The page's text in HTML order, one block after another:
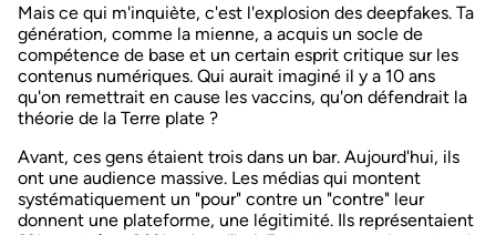
Mais ce qui m'inquiète, c'est l'explosion des deepfakes. Ta
génération, comme la mienne, a acquis un socle de
compétence de base et un certain esprit critique sur les
contenus numériques. Qui aurait imaginé il y a 10 ans
qu'on remettrait en cause les vaccins, qu'on défendrait la
théorie de la Terre plate ?
Avant, ces gens étaient trois dans un bar. Aujourd'hui, ils
ont une audience massive. Les médias qui montent
systématiquement un "pour" contre un "contre" leur
donnent une plateforme, une légitimité. Ils représentaient